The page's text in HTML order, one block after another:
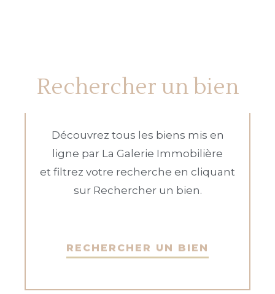
Rechercher un bien
Découvrez tous les biens mis en
ligne par La Galerie Immobilière
et filtrez votre recherche en cliquant
sur Rechercher un bien.
RECHERCHER UN BIEN